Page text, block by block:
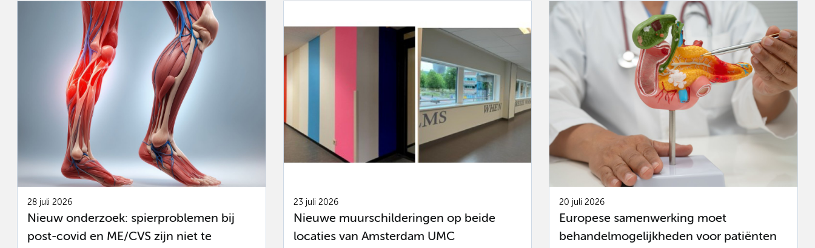
28 juli 2026
Nieuw onderzoek: spierproblemen bij
post-covid en ME/CVS zijn niet te
23 juli 2026
Nieuwe muurschilderingen op beide
locaties van Amsterdam UMC
20 juli 2026
Europese samenwerking moet
behandelmogelijkheden voor patiënten